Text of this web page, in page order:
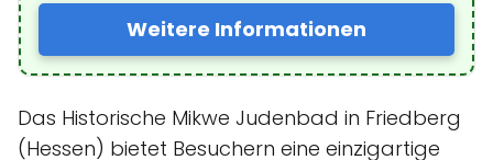
Weitere Informationen
Das Historische Mikwe Judenbad in Friedberg
(Hessen) bietet Besuchern eine einzigartige